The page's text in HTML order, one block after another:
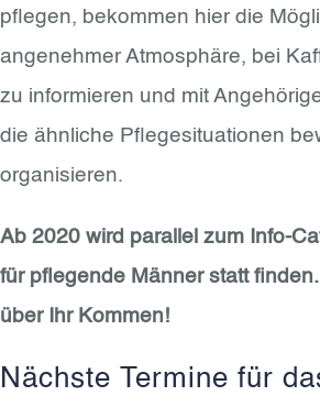
pflegen, bekommen hier die
angenehmer Atmosphäre, bei
zu informieren und mit
die ähnliche Pflegesituationen
organisieren.
Ab 2020 wird parallel zum Info-
für pflegende Männer statt finden.
über Ihr Kommen!
Nächste Termine für